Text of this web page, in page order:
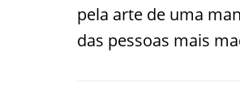
pela arte de uma
das pessoas mais